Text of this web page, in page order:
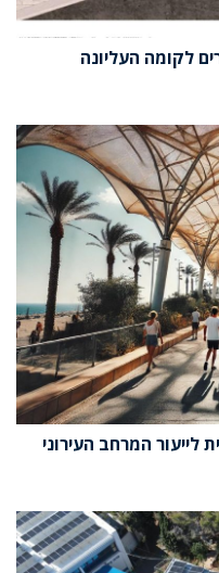
לקומה העליונה
לייעור המרחב העירוני